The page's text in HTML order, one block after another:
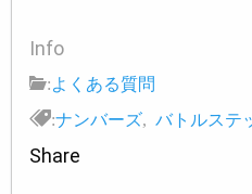
Info
: よくある質問
:ナンバーズ バトルステ
Share